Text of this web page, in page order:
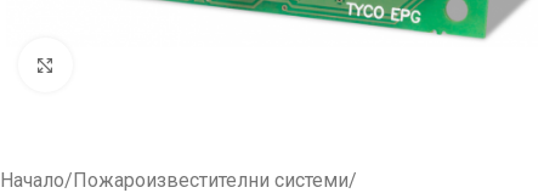
Начало/Пожароизвестителни системи/